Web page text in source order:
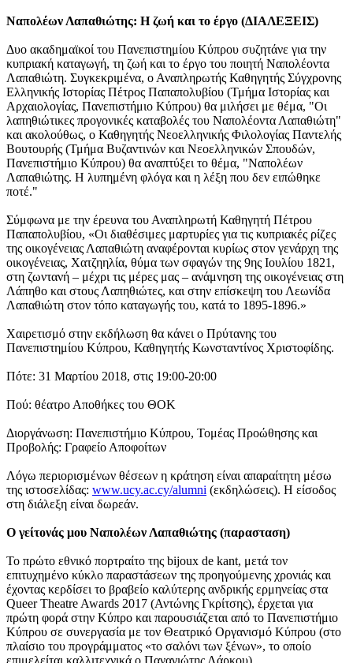
Ναπολέων Λαπαθιώτης: Η ζωή και το έργο (ΔΙΑΛΕΞΕΙΣ)
Δυο ακαδημαϊκοί του Πανεπιστημίου Κύπρου συζητάνε για την
κυπριακή καταγωγή, τη ζωή και το έργο του ποιητή Ναπολέοντα
Λαπαθιώτη. Συγκεκριμένα, ο Αναπληρωτής Καθηγητής Σύγχρονης
Ελληνικής Ιστορίας Πέτρος Παπαπολυβίου (Τμήμα Ιστορίας και
Αρχαιολογίας, Πανεπιστήμιο Κύπρου) θα μιλήσει με θέμα, "Οι
λαπηθιώτικες προγονικές καταβολές του Ναπολέοντα Λαπαθιώτη"
και ακολούθως, ο Καθηγητής Νεοελληνικής Φιλολογίας Παντελής
Βουτουρής (Τμήμα Βυζαντινών και Νεοελληνικών Σπουδών,
Πανεπιστήμιο Κύπρου) θα αναπτύξει το θέμα, "Ναπολέων
Λαπαθιώτης. Η λυπημένη φλόγα και η λέξη που δεν ειπώθηκε
ποτέ."
Σύμφωνα με την έρευνα του Αναπληρωτή Καθηγητή Πέτρου
Παπαπολυβίου, «Οι διαθέσιμες μαρτυρίες για τις κυπριακές ρίζες
της οικογένειας Λαπαθιώτη αναφέρονται κυρίως στον γενάρχη της
οικογένειας, Χατζηηλία, θύμα των σφαγών της 9ης Ιουλίου 1821,
στη ζωντανή – μέχρι τις μέρες μας – ανάμνηση της οικογένειας στη
Λάπηθο και στους Λαπηθιώτες, και στην επίσκεψη του Λεωνίδα
Λαπαθιώτη στον τόπο καταγωγής του, κατά το 1895-1896.»
Χαιρετισμό στην εκδήλωση θα κάνει ο Πρύτανης του
Πανεπιστημίου Κύπρου, Καθηγητής Κωνσταντίνος Χριστοφίδης.
Πότε: 31 Μαρτίου 2018, στις 19:00-20:00
Πού: θέατρο Αποθήκες του ΘΟΚ
Διοργάνωση: Πανεπιστήμιο Κύπρου, Τομέας Προώθησης και
Προβολής: Γραφείο Αποφοίτων
Λόγω περιορισμένων θέσεων η κράτηση είναι απαραίτητη μέσω
της ιστοσελίδας: www.ucy.ac.cy/alumni (εκδηλώσεις). Η είσοδος
στη διάλεξη είναι δωρεάν.
Ο γείτονάς μου Ναπολέων Λαπαθιώτης (παρασταση)
Το πρώτο εθνικό πορτραίτο της bijoux de kant, μετά τον
επιτυχημένο κύκλο παραστάσεων της προηγούμενης χρονιάς και
έχοντας κερδίσει το βραβείο καλύτερης ανδρικής ερμηνείας στα
Queer Theatre Awards 2017 (Αντώνης Γκρίτσης), έρχεται για
πρώτη φορά στην Κύπρο και παρουσιάζεται από το Πανεπιστήμιο
Κύπρου σε συνεργασία με τον Θεατρικό Οργανισμό Κύπρου (στο
πλαίσιο του προγράμματος «το σαλόνι των ξένων», το οποίο
επιμελείται καλλιτεχνικά ο Παναγιώτης Λάρκου).